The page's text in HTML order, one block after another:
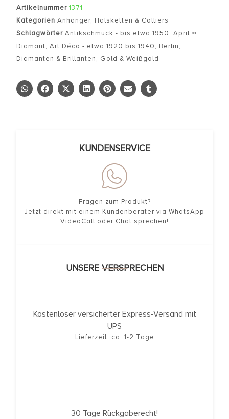
Artikelnummer 1371
Kategorien Anhänger, Halsketten & Colliers
Schlagwörter Antikschmuck - bis etwa 1950, April ∞
Diamant, Art Déco - etwa 1920 bis 1940, Berlin,
Diamanten & Brillanten, Gold & Weißgold
KUNDENSERVICE
Fragen zum Produkt?
Jetzt direkt mit einem Kundenberater via WhatsApp
VideoCall oder Chat sprechen!
UNSERE VERSPRECHEN
Kostenloser versicherter Express-Versand mit
UPS
Lieferzeit: ca. 1-2 Tage
30 Tage Rückgaberecht!